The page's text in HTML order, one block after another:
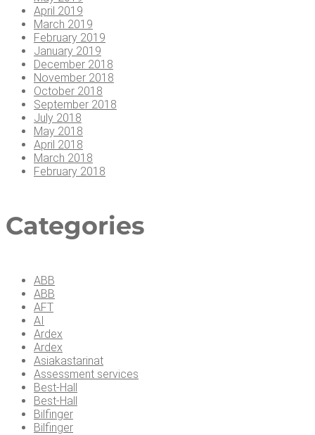
April 2019
March 2019
February 2019
January 2019
December 2018
November 2018
October 2018
September 2018
July 2018
May 2018
April 2018
March 2018
February 2018
Cate­go­ries
ABB
ABB
AFT
AI
Ardex
Ardex
Asiakastarinat
Assessment services
Best-Hall
Best-Hall
Bilfinger
Bilfinger